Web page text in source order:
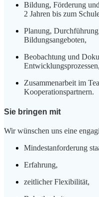
Bildung, Förderung
2 Jahren bis zum
Planung,
Bildungsangeboten,
Beobachtung und
Entwicklungsprozessen,
Zusammenarbeit im
Kooperationspartnern.
Sie bringen mit
Wir wünschen uns eine
Mindestanforderung
Erfahrung,
zeitlicher Flexibilität,